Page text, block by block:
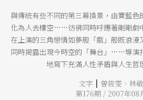
與傳統有些不同的第三幕換景，由寶藍色
化為人去樓空……彷彿同時呼應著剛剛劇
在上演的三角戀情如夢般「戲」般既浪
同時揭露出現今時空的「舞台」……導演
地寫下充滿人性矛盾與人生哲
文字 | 曾筱雯 、 林
第176期 / 2007年08